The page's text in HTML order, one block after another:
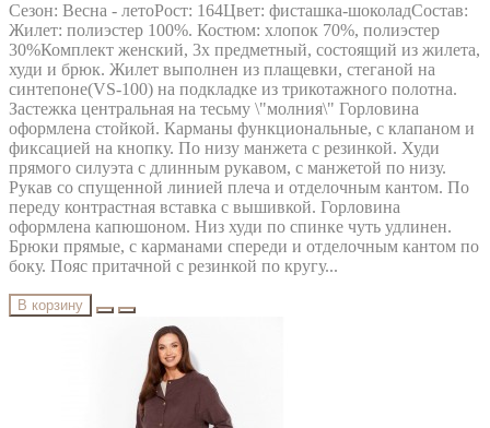
Сезон: Весна - летоРост: 164Цвет: фисташка-шоколадСостав:
Жилет: полиэстер 100%. Костюм: хлопок 70%, полиэстер
30%Комплект женский, 3х предметный, состоящий из жилета,
худи и брюк. Жилет выполнен из плащевки, стеганой на
синтепоне(VS-100) на подкладке из трикотажного полотна.
Застежка центральная на тесьму \"молния\" Горловина
оформлена стойкой. Карманы функциональные, с клапаном и
фиксацией на кнопку. По низу манжета с резинкой. Худи
прямого силуэта с длинным рукавом, с манжетой по низу.
Рукав со спущенной линией плеча и отделочным кантом. По
переду контрастная вставка с вышивкой. Горловина
оформлена капюшоном. Низ худи по спинке чуть удлинен.
Брюки прямые, с карманами спереди и отделочным кантом по
боку. Пояс притачной с резинкой по кругу...
В корзину